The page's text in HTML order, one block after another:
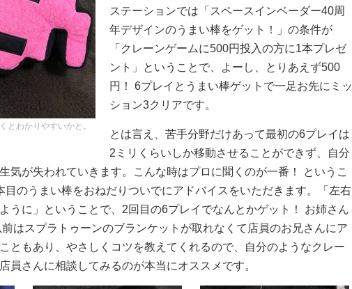
とわかりやすいかと。
ステーションでは「スペースインベーダー40周
年デザインのうまい棒をゲット！」の条件が
「クレーンゲームに500円投入の方に1本プレゼ
ント」ということで、よーし、とりあえず500
円！ 6プレイとうまい棒ゲットで一足お先にミッ
ション3クリアです。
とは言え、苦手分野だけあって最初の6プレイは
2ミリくらいしか移動させることができず、自分
気が失われていきます。こんな時はプロに聞くのが一番！ というこ
目のうまい棒をおねだりついでにアドバイスをいただきます。「左右
うに」ということで、2回目の6プレイでなんとかゲット！ お姉さん
はスプラトゥーンのブランケットが取れなくて店員のお兄さんにア
ともあり、やさしくコツを教えてくれるので、自分のようなクレー
員さんに相談してみるのが本当にオススメです。